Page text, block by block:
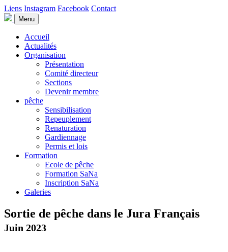
Liens Instagram Facebook Contact
Menu
Accueil
Actualités
Organisation
Présentation
Comité directeur
Sections
Devenir membre
pêche
Sensibilisation
Repeuplement
Renaturation
Gardiennage
Permis et lois
Formation
Ecole de pêche
Formation SaNa
Inscription SaNa
Galeries
Sortie de pêche dans le Jura Français
Juin 2023